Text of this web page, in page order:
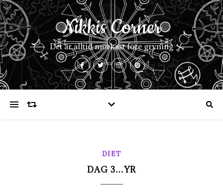
Nikkis Corner
Det är alltid mörkast före gryning
DIET
DAG 3…YR